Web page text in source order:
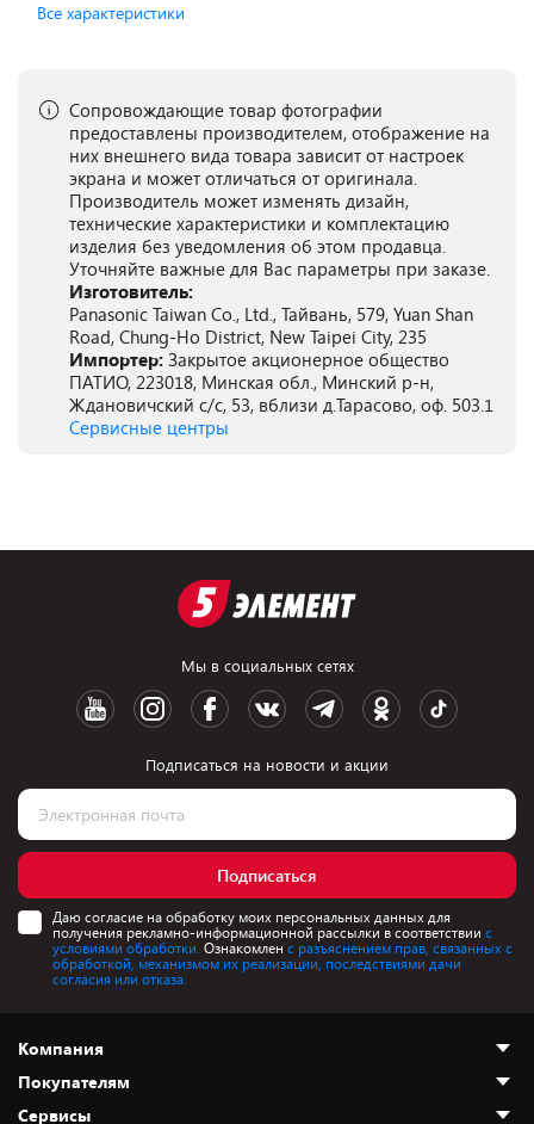
Все характеристики
Сопровождающие товар фотографии
предоставлены производителем, отображение на
них внешнего вида товара зависит от настроек
экрана и может отличаться от оригинала.
Производитель может изменять дизайн,
технические характеристики и комплектацию
изделия без уведомления об этом продавца.
Уточняйте важные для Вас параметры при заказе.
Изготовитель:
Panasonic Taiwan Co., Ltd., Тайвань, 579, Yuan Shan
Road, Chung-Ho District, New Taipei City, 235
Импортер: Закрытое акционерное общество
ПАТИО, 223018, Минская обл., Минский р-н,
Ждановичский с/с, 53, вблизи д.Тарасово, оф. 503.1
Сервисные центры
Мы в социальных сетях
Подписаться на новости и акции
Подписаться
Даю согласие на обработку моих персональных данных для
получения рекламно-информационной рассылки в соответствии с
условиями обработки. Ознакомлен с разъяснением прав, связанных с
обработкой, механизмом их реализации, последствиями дачи
согласия или отказа.
Компания
О нас
Покупателям
Сервисы